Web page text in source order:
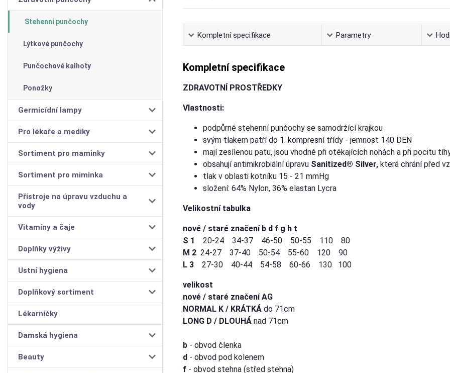
Stehenní punčochy
Lýtkové punčochy
Punčochové kalhoty
Ponožky
Germicídní lampy
Pro lékaře a mediky
Sortiment pro maminky
Sortiment pro miminka
Přístroje na úpravu vzduchu a
vody
Vitamíny a čaje
Doplňky výživy
Ustní hygiena
Doplňkový sortiment
Lékarničky
Damská hygiena
Beauty
Kompletní specifikace Parametry
Kompletní specifikace
ZDRAVOTNÍ PROSTŘEDKY
Vlastnosti:
podpůrné stehenní punčochy se samodržící krajkou
svým tlakem patří do 1. kompresní třídy - jemnost 140 DEN
mají zesílenou patu, jsou vhodné při otékajících nohách a při pocitu
obsahují antimikrobiální úpravu Sanitized® Silver,která chrání před
tlak v oblasti kotníku 15 - 21 mmHg
složení: 64% Nylon, 36% elastan Lycra
Velikostní tabulka
nové / staré značení b d f g h t
S 1
20-24 34-37 46-50 50-55 110 80
M 224-27 37-40 50-54 55-60 120 90
L 327-30 40-44 54-58 60-66 130 100
velikost
nové / staré značení AG
NORMAL K / KRÁTKÁdo 71cm
LONG D / DLOUHÁnad 71cm
b- obvod členka
d - obvod pod kolenem
f - obvod stehna (střed stehna)